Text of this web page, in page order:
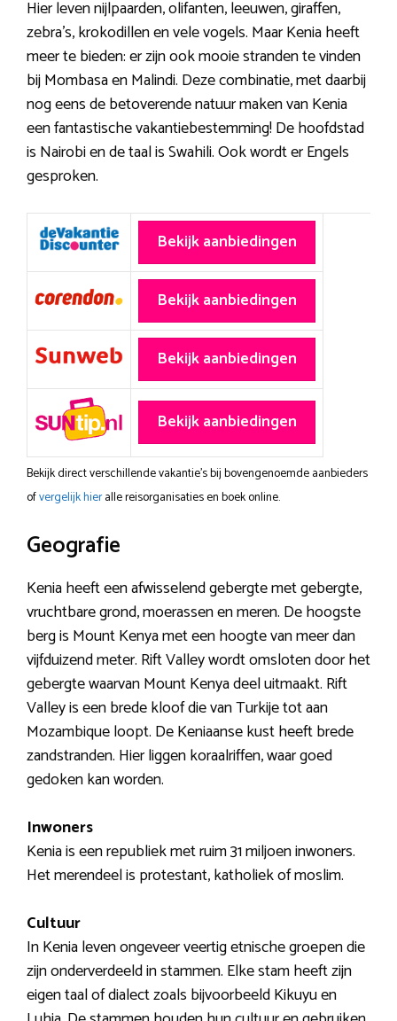
Hier leven nijlpaarden, olifanten, leeuwen, giraffen,
zebra’s, krokodillen en vele vogels. Maar Kenia heeft
meer te bieden: er zijn ook mooie stranden te vinden
bij Mombasa en Malindi. Deze combinatie, met daarbij
nog eens de betoverende natuur maken van Kenia
een fantastische vakantiebestemming! De hoofdstad
is Nairobi en de taal is Swahili. Ook wordt er Engels
gesproken.
Bekijk aanbiedingen
Bekijk aanbiedingen
Bekijk aanbiedingen
Bekijk aanbiedingen
Bekijk direct verschillende vakantie's bij bovengenoemde aanbieders
ofvergelijk hieralle reisorganisaties en boek online.
Geografie
Kenia heeft een afwisselend gebergte met gebergte,
vruchtbare grond, moerassen en meren. De hoogste
berg is Mount Kenya met een hoogte van meer dan
vijfduizend meter. Rift Valley wordt omsloten door het
gebergte waarvan Mount Kenya deel uitmaakt. Rift
Valley is een brede kloof die van Turkije tot aan
Mozambique loopt. De Keniaanse kust heeft brede
zandstranden. Hier liggen koraalriffen, waar goed
gedoken kan worden.
Inwoners
Kenia is een republiek met ruim 31 miljoen inwoners.
Het merendeel is protestant, katholiek of moslim.
Cultuur
In Kenia leven ongeveer veertig etnische groepen die
zijn onderverdeeld in stammen. Elke stam heeft zijn
eigen taal of dialect zoals bijvoorbeeld Kikuyu en